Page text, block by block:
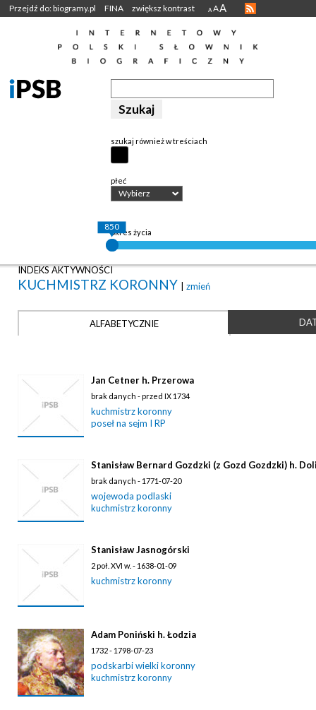
Przejdź do: biogramy.pl FINA zwiększ kontrast A AA
szukaj również w treściach
płeć
Wybierz
okres życia
850
INDEKS AKTYWNOŚCI
KUCHMISTRZ KORONNY | zmień
ALFABETYCZNIE
Jan Cetner h. Przerowa
brak danych - przed IX 1734
kuchmistrz koronny
poseł na sejm I RP
Stanisław Bernard Gozdzki (z Gozd Gozdzki) h.
brak danych - 1771-07-20
wojewoda podlaski
kuchmistrz koronny
Stanisław Jasnogórski
2 poł. XVI w. - 1638-01-09
kuchmistrz koronny
Adam Poniński h. Łodzia
1732 - 1798-07-23
podskarbi wielki koronny
kuchmistrz koronny